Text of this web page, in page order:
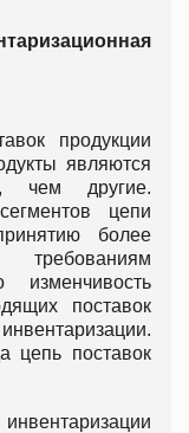
продукции
являются
чем другие.
цепи
более
поставок
цепь поставок